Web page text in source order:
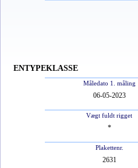
ENTYPEKLASSE
Måledato 1. måling
06-05-2023
Vægt fuldt rigget
*
Plakettenr.
2631